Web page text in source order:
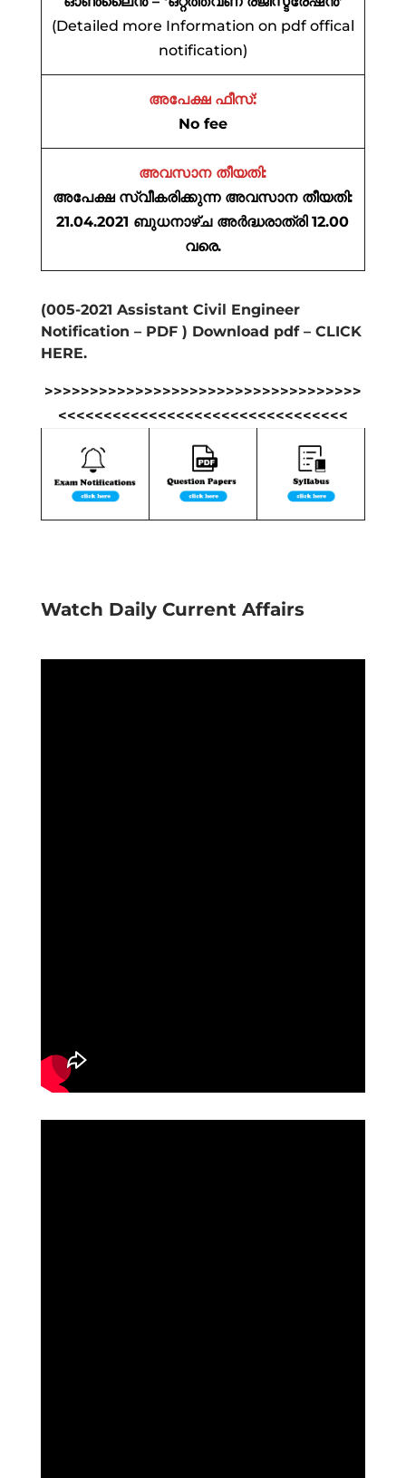
(Detailed more Information on pdf offical
notification)
അപേക്ഷ ഫീസ്:
No fee
അവസാന തീയതി:
അപേക്ഷ സ്വീകരിക്കുന്ന അവസാന തീയതി:
21.04.2021 ബുധനാഴ്ച അർദ്ധരാത്രി 12.00
വരെ.
(005-2021 Assistant Civil Engineer
Notification – PDF ) Download pdf – CLICK
HERE.
>>>>>>>>>>>>>>>>>>>>>>>>>>>>>>>>>>>
<<<<<<<<<<<<<<<<<<<<<<<<<<<<<<<<
Watch Daily Current Affairs